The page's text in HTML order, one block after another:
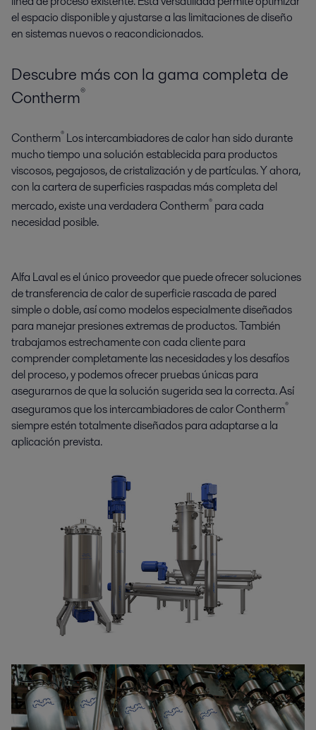
el espacio disponible y ajustarse a las limitaciones de diseño
en sistemas nuevos o reacondicionados.
Descubre más con la gama completa de
Contherm®
Contherm® Los intercambiadores de calor han sido durante
mucho tiempo una solución establecida para productos
viscosos, pegajosos, de cristalización y de partículas. Y ahora,
con la cartera de superficies raspadas más completa del
mercado, existe una verdadera Contherm® para cada
necesidad posible.
Alfa Laval es el único proveedor que puede ofrecer soluciones
de transferencia de calor de superficie rascada de pared
simple o doble, así como modelos especialmente diseñados
para manejar presiones extremas de productos. También
trabajamos estrechamente con cada cliente para
comprender completamente las necesidades y los desafíos
del proceso, y podemos ofrecer pruebas únicas para
asegurarnos de que la solución sugerida sea la correcta. Así
aseguramos que los intercambiadores de calor Contherm®
siempre estén totalmente diseñados para adaptarse a la
aplicación prevista.